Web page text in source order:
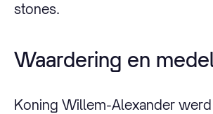
stones.
Waardering en
Koning Willem-Alexander